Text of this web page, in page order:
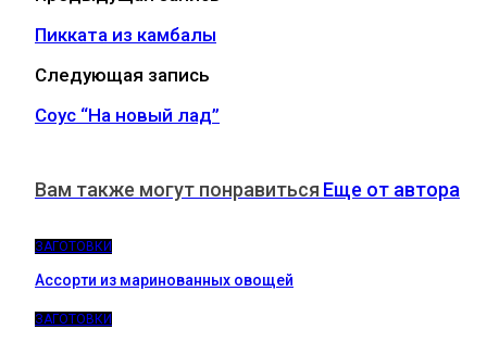
Пикката из камбалы
Следующая запись
Соус “На новый лад”
Вам также могут понравиться Еще от автора
ЗАГОТОВКИ
Ассорти из маринованных овощей
ЗАГОТОВКИ